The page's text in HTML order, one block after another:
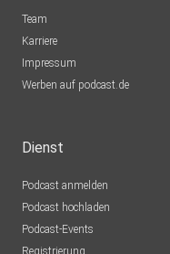
Team
Karriere
Impressum
Werben auf podcast.de
Dienst
Podcast anmelden
Podcast hochladen
Podcast-Events
Registrierung